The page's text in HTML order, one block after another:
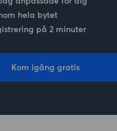
hela bytet
på 2 minuter
Kom igång gratis